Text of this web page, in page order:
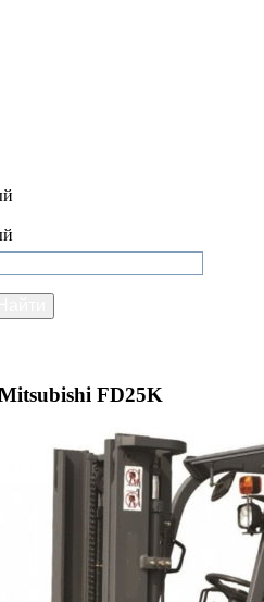
FD25K